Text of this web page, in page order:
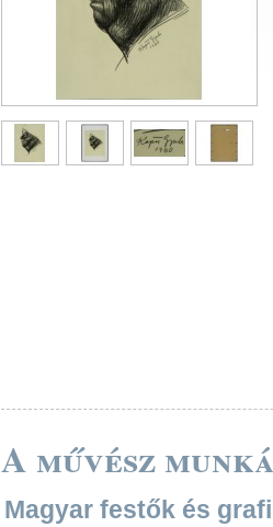
A művész
Magyar festők és